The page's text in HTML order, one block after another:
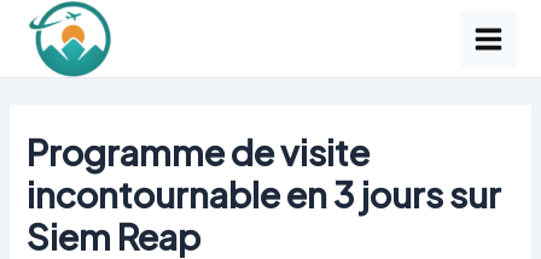
Aller
contenu
Main
Programme de visite
incontournable en 3 jours sur
Siem Reap
Navigation
des
articles